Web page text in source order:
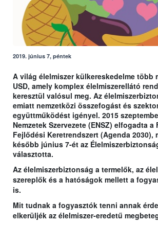
2019. június 7, péntek
A világ élelmiszer külkereskedelme több
USD, amely komplex élelmiszerellátó
keresztül valósul meg. Az
emiatt nemzetközi összefogást és
együttműködést igényel. 2015
Nemzetek Szervezete (ENSZ) elfogadta
Fejlődési Keretrendszert (Agenda 2030),
később június 7-ét az
választotta.
Az élelmiszerbiztonság a termelők, az
szereplők és a hatóságok mellett a
is.
Mit tudnak a fogyasztók tenni annak
elkerüljék az élelmiszer-eredetű